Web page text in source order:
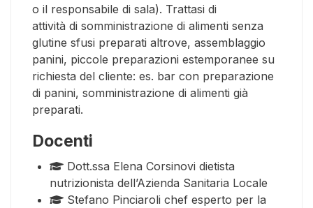
o il responsabile di sala). Trattasi di
attività di somministrazione di alimenti senza
glutine sfusi preparati altrove, assemblaggio
panini, piccole preparazioni estemporanee su
richiesta del cliente: es. bar con preparazione
di panini, somministrazione di alimenti già
preparati.
Docenti
Dott.ssa Elena Corsinovi dietista
nutrizionista dell’Azienda Sanitaria Locale
Stefano Pinciaroli chef esperto per la